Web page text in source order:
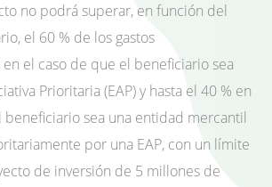
no podrá superar, en función del
el 60 % de los gastos
el caso de que el beneficiario sea
Prioritaria (EAP) y hasta el 40 % en
beneficiario sea una entidad mercantil
por una EAP, con un límite
de inversión de 5 millones de